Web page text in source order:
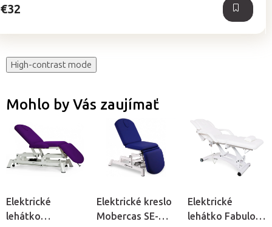
€32
High-contrast mode
Mohlo by Vás zaujímať
Elektrické
lehátko
Elektrické kreslo
Mobercas SE-
Elektrické
lehátko Fabulo